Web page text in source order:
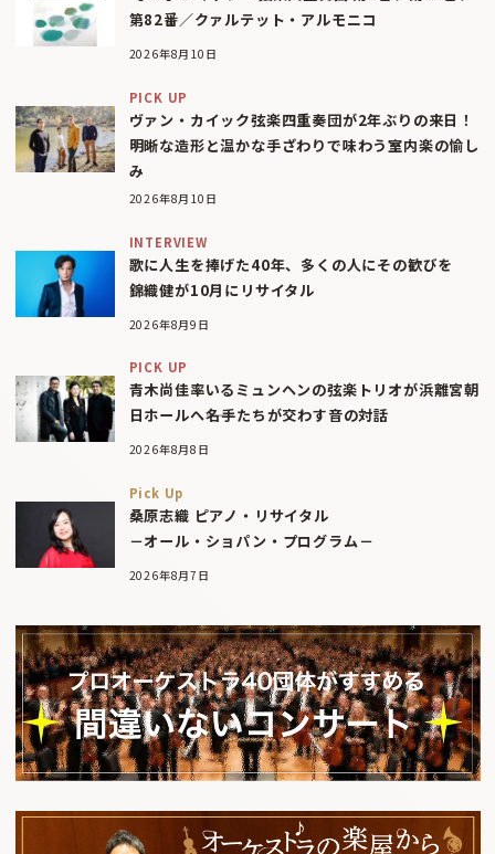
第82番／クァルテット・アルモニコ
2026年8月10日
PICK UP
ヴァン・カイック弦楽四重奏団が2年ぶりの来日！
明晰な造形と温かな手ざわりで味わう室内楽の愉し
み
2026年8月10日
INTERVIEW
歌に人生を捧げた40年、多くの人にその歓びを
錦織健が10月にリサイタル
2026年8月9日
PICK UP
青木尚佳率いるミュンヘンの弦楽トリオが浜離宮朝
日ホールへ――名手たちが交わす音の対話
2026年8月8日
Pick Up
桑原志織 ピアノ・リサイタル
－オール・ショパン・プログラム－
2026年8月7日